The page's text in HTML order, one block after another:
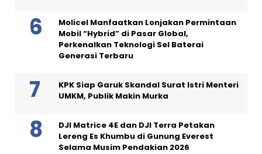
Molicel Manfaatkan Lonjakan Permintaan
Mobil “Hybrid” di Pasar Global,
Perkenalkan Teknologi Sel Baterai
Generasi Terbaru
KPK Siap Garuk Skandal Surat Istri Menteri
UMKM, Publik Makin Murka
DJI Matrice 4E dan DJI Terra Petakan
Lereng Es Khumbu di Gunung Everest
Selama Musim Pendakian 2026